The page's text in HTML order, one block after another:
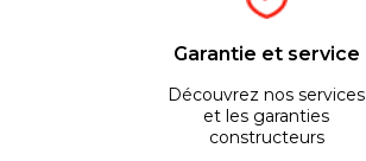
Garantie et service
Découvrez nos services
et les garanties
constructeurs